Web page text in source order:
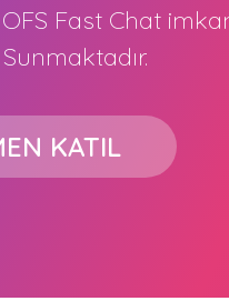
Fast Chat
KATIL